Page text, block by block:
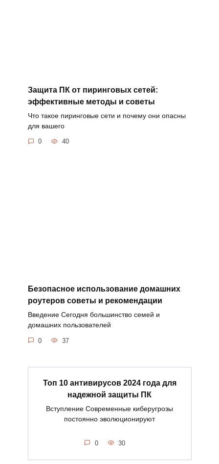
Защита ПК от пиринговых сетей:
эффективные методы и советы
Что такое пиринговые сети и почему они опасны
для вашего
0 40
Безопасное использование домашних
роутеров советы и рекомендации
Введение Сегодня большинство семей и
домашних пользователей
0 37
Топ 10 антивирусов 2024 года для
надежной защиты ПК
Вступление Современные киберугрозы
постоянно эволюционируют
0 30